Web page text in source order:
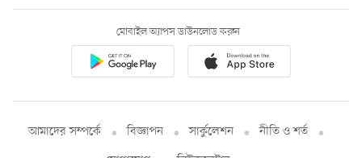
মোবাইল অ্যাপস ডাউনলোড করুন
আমাদের সম্পর্কে বিজ্ঞাপন সার্কুলেশন
নীতি ও শর্ত